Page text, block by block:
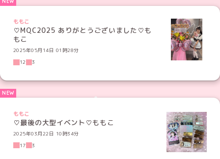
ももこ
♡MQC2025 ありがとうございました♡も
もこ
2025年05月14日 01時28分
12
3
ももこ
♡最後の大型イベント♡ももこ
2025年03月22日 10時34分
17
3